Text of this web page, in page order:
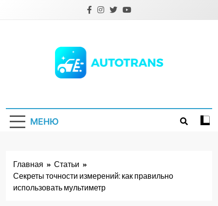
МЕНЮ
Главная
Статьи
Секреты точности измерений: как правильно
использовать мультиметр